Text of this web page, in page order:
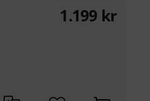
1.199 kr